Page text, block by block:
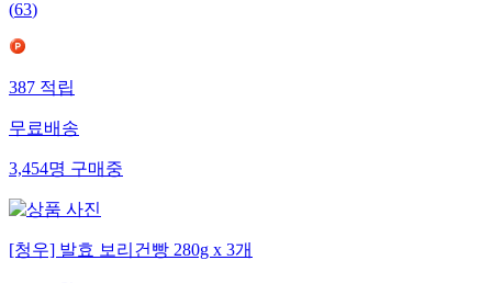
(63)
387적립
무료배송
3,454명구매중
[청우] 발효 보리건빵 280g x 3개